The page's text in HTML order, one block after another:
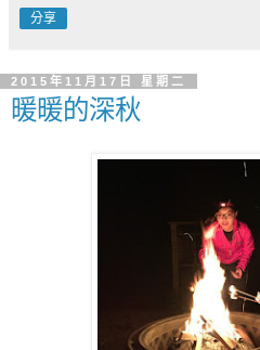
分享
2015年11月17日 星期二
暖暖的深秋